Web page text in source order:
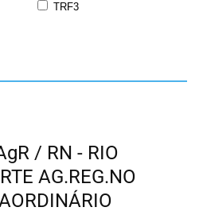
TRF3
/ RN - RIO
AG.REG.NO